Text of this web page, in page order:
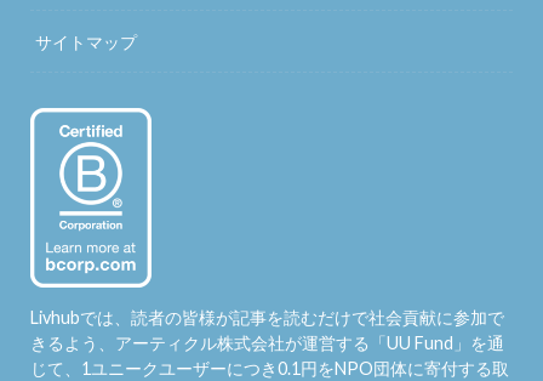
サイトマップ
Livhubでは、読者の皆様が記事を読むだけで社会貢献に参加で
きるよう、アーティクル株式会社が運営する「UU Fund 」を通
じて、1ユニークユーザーにつき0.1円をNPO団体に寄付する取